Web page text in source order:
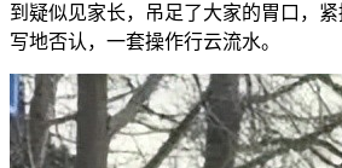
到疑似见家长，吊足了大家的胃口，
写地否认，一套操作行云流水。